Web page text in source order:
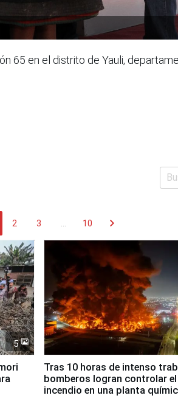
65 en el distrito de Yauli,
2 3 10 chevron_right
5
Tras 10 horas de intenso
bomberos logran controlar el
incendio en una planta